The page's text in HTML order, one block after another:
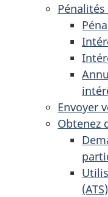
Envoyer
Obtenez